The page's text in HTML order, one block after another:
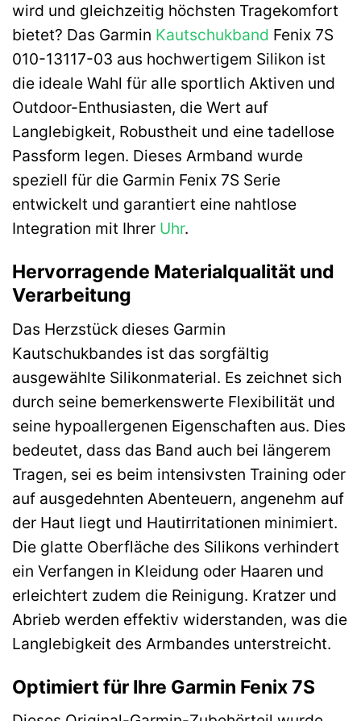
wird und gleichzeitig höchsten Tragekomfort
bietet? Das Garmin Kautschukband Fenix 7S
010-13117-03 aus hochwertigem Silikon ist
die ideale Wahl für alle sportlich Aktiven und
Outdoor-Enthusiasten, die Wert auf
Langlebigkeit, Robustheit und eine tadellose
Passform legen. Dieses Armband wurde
speziell für die Garmin Fenix 7S Serie
entwickelt und garantiert eine nahtlose
Integration mit Ihrer Uhr.
Hervorragende Materialqualität und
Verarbeitung
Das Herzstück dieses Garmin
Kautschukbandes ist das sorgfältig
ausgewählte Silikonmaterial. Es zeichnet sich
durch seine bemerkenswerte Flexibilität und
seine hypoallergenen Eigenschaften aus. Dies
bedeutet, dass das Band auch bei längerem
Tragen, sei es beim intensivsten Training oder
auf ausgedehnten Abenteuern, angenehm auf
der Haut liegt und Hautirritationen minimiert.
Die glatte Oberfläche des Silikons verhindert
ein Verfangen in Kleidung oder Haaren und
erleichtert zudem die Reinigung. Kratzer und
Abrieb werden effektiv widerstanden, was die
Langlebigkeit des Armbandes unterstreicht.
Optimiert für Ihre Garmin Fenix 7S